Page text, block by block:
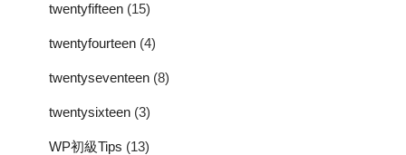
twentyfifteen (15)
twentyfourteen (4)
twentyseventeen (8)
twentysixteen (3)
WP初級Tips (13)